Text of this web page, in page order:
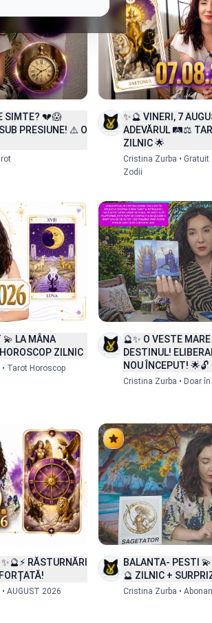
SQ
Shqip
SIMTE? 💔😱
PRESIUNE! ⚠️ O
✨🔮 VINERI, 7
ADEVĂRUL 🛤️⚖️
ZILNIC 🌟
Cristina Zurba •
Zodii
💫 LA MÂNA
ZILNIC
Tarot Horoscop
Detalii
🔮✨ O VESTE
DESTINUL!
NOU ÎNCEPUT! 🌟🔓
Cristina Zurba • Doar
RĂSTURNĂRI
AUGUST 2026
BALANTA- PESTI
🔮 ZILNIC +
Cristina Zurba •